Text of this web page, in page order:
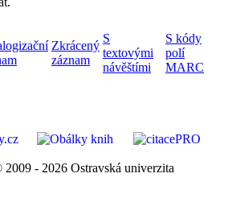
Zkrácený
záznam
S
textovými
návěštími
S kódy
polí
MARC
2009 - 2026 Ostravská univerzita